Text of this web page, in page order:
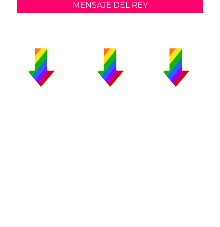
MENSAJE DEL REY